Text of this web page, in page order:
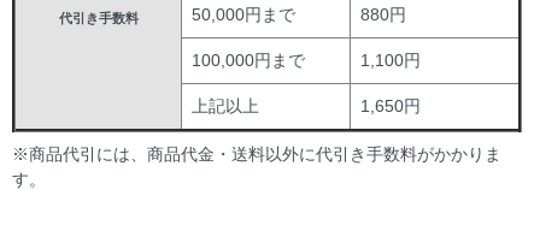
代引き手数料 50,000円まで 880円
100,000円まで 1,100円
上記以上 1,650円
※商品代引には、商品代金・送料以外に代引き手数料がかかりま
す。